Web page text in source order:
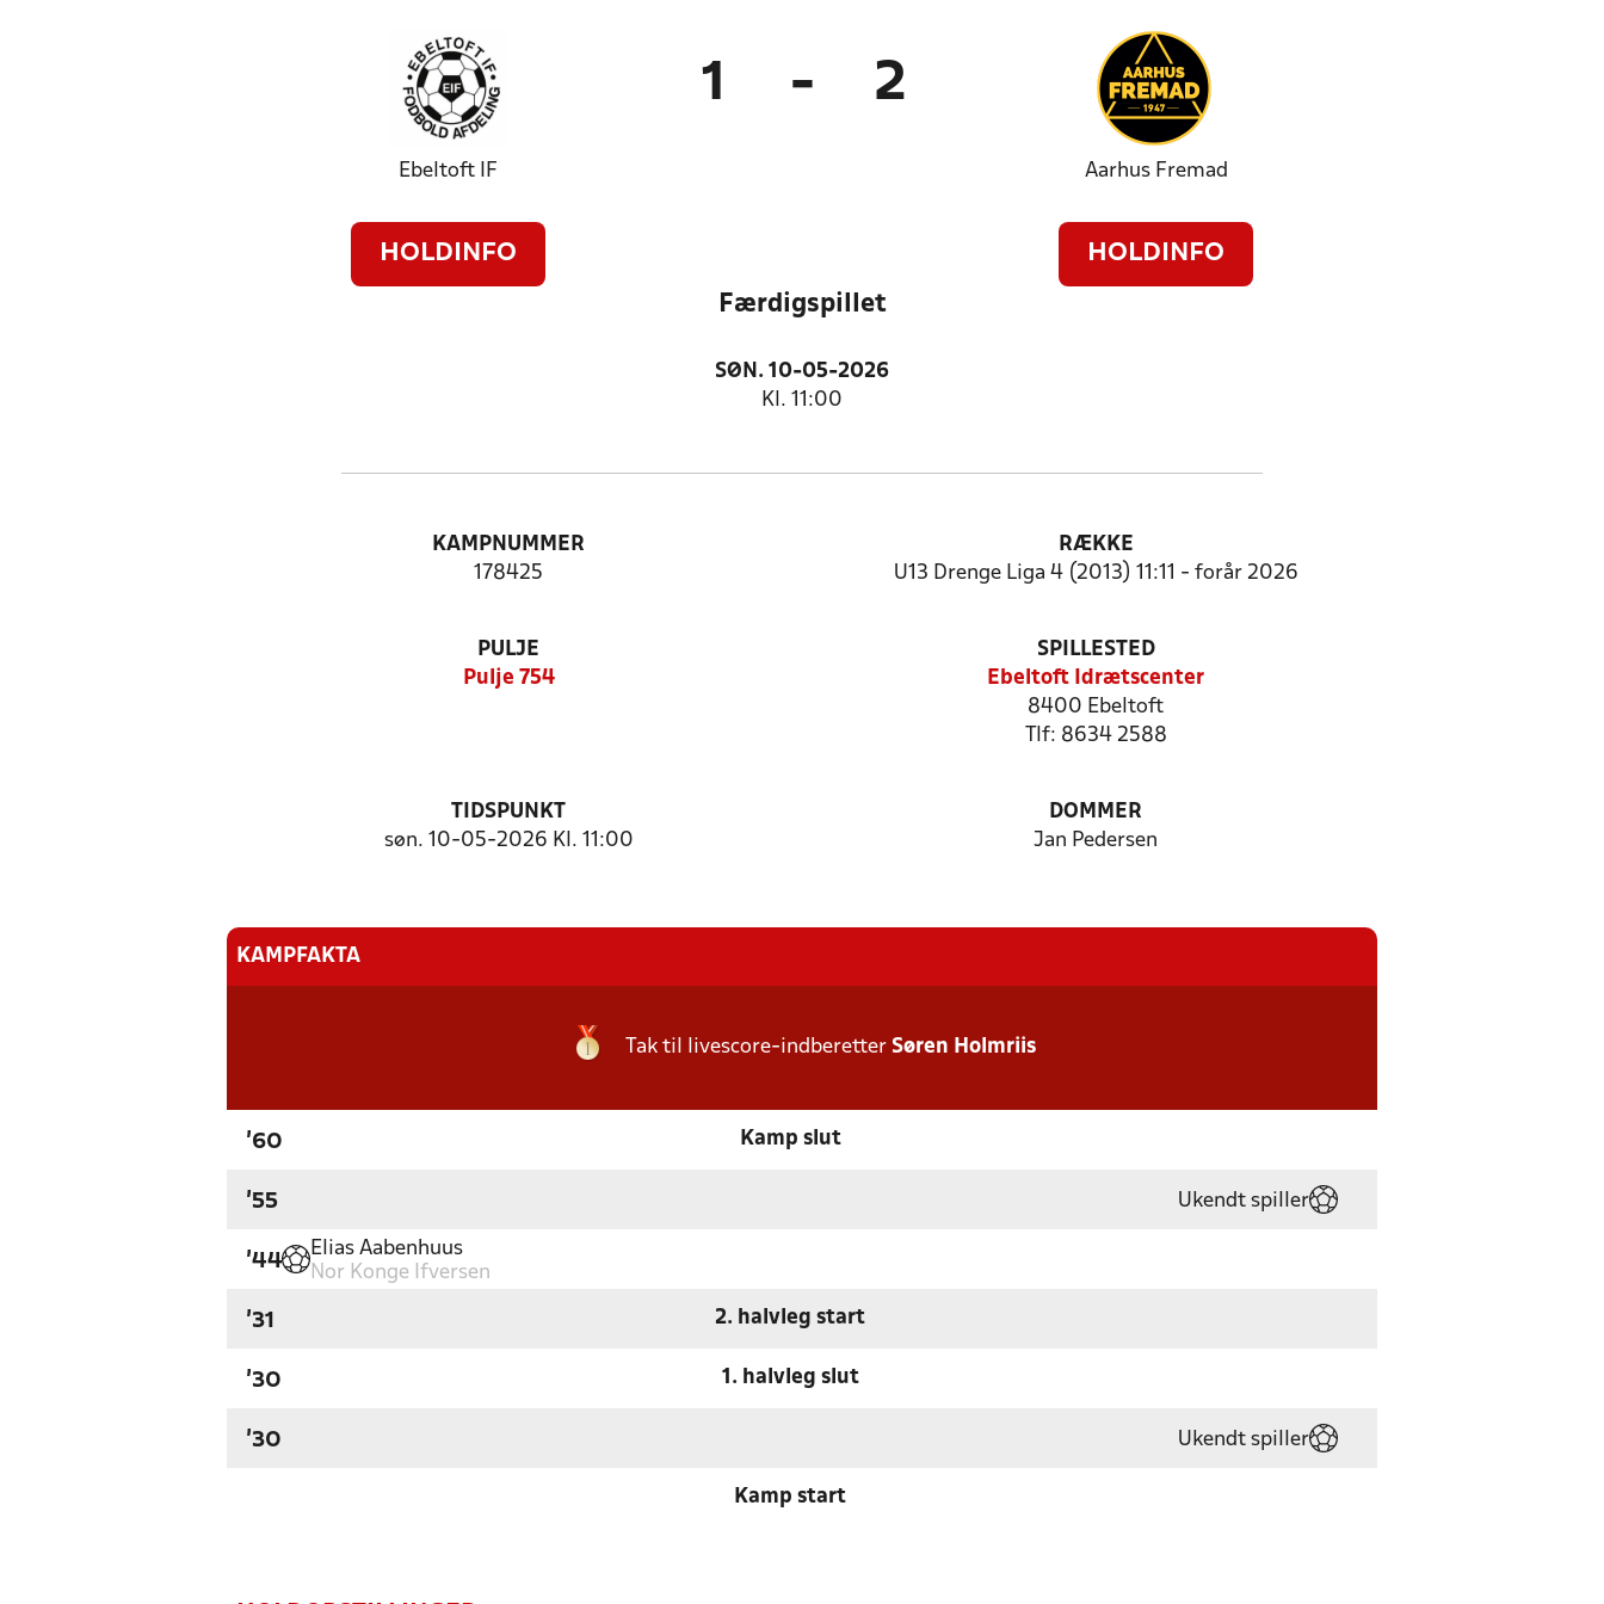
Ebeltoft IF
HOLDINFO
1 - 2
Aarhus Fremad
HOLDINFO
Færdigspillet
SØN. 10-05-2026
Kl. 11:00
KAMPNUMMER
178425
RÆKKE
U13 Drenge Liga 4 (2013) 11:11 - forår 2026
PULJE
Pulje 754
SPILLESTED
Ebeltoft Idrætscenter
8400 Ebeltoft
Tlf: 8634 2588
TIDSPUNKT
søn. 10-05-2026 Kl. 11:00
DOMMER
Jan Pedersen
KAMPFAKTA
Tak til livescore-indberetter Søren Holmriis
'60 Kamp slut
'55 Ukendt spiller
'44
Elias Aabenhuus
Nor Konge Ifversen
'31 2. halvleg start
'30 1. halvleg slut
'30 Ukendt spiller
Kamp start